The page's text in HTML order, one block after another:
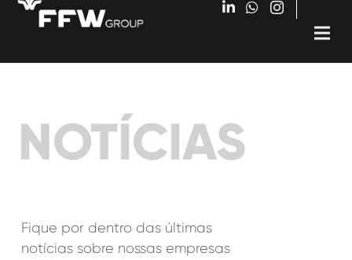
NOTÍCIAS
Fique por dentro das últimas
notícias sobre nossas empresas